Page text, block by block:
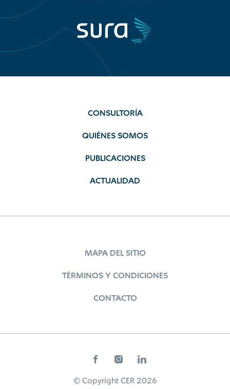
CONSULTORÍA
QUIÉNES SOMOS
PUBLICACIONES
ACTUALIDAD
MAPA DEL SITIO
TÉRMINOS Y CONDICIONES
CONTACTO
© Copyright CER 2026